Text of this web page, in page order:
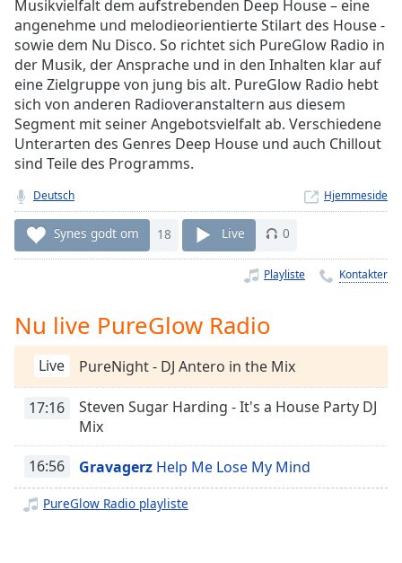
Seek to
live,
currently
behind
liveLIVE
Remaining
Time-
1x
Rate
Chapters
Chapters
descriptions
off,
selected
Subtitles
subtitles
settings,
subtitles
Musikvielfalt dem aufstrebenden Deep House – eine
angenehme und melodieorientierte Stilart des House -
sowie dem Nu Disco. So richtet sich PureGlow Radio in
der Musik, der Ansprache und in den Inhalten klar auf
eine Zielgruppe von jung bis alt. PureGlow Radio hebt
sich von anderen Radioveranstaltern aus diesem
Segment mit seiner Angebotsvielfalt ab. Verschiedene
Unterarten des Genres Deep House und auch Chillout
sind Teile des Programms.
Deutsch Hjemmeside
Synes godt om 18 Live 0
Playliste Kontakter
Nu live PureGlow Radio
Live PureNight - DJ Antero in the Mix
17:16
Steven Sugar Harding - It's a House Party DJ
Mix
16:56 Gravagerz Help Me Lose My Mind
PureGlow Radio playliste